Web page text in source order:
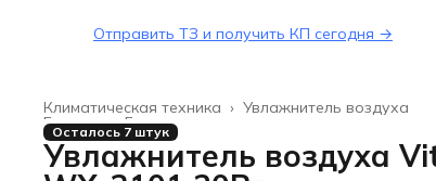
Отправить ТЗ и получить КП сегодня →
Увлажнитель воздуха
Климатическая техника ›
Бытовая техника
Главная ›
Осталось 7 штук
Увлажнитель воздуха